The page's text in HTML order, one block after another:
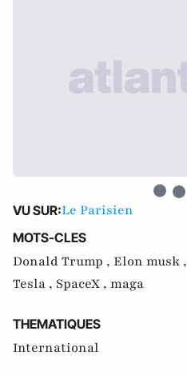
VU SUR:Le Parisien
MOTS-CLES
Donald Trump , Elon musk ,
Tesla , SpaceX , maga
THEMATIQUES
International